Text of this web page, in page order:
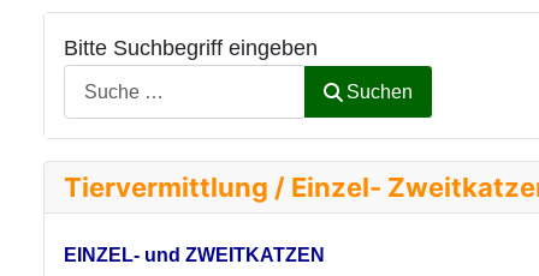
Bitte Suchbegriff eingeben
Suchen
Tiervermittlung / Einzel-
EINZEL- und ZWEITKATZEN